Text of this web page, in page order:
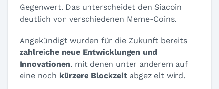
Gegenwert. Das unterscheidet den Siacoin
deutlich von verschiedenen Meme-Coins.
Angekündigt wurden für die Zukunft bereits
zahlreiche neue Entwicklungen und
Innovationen, mit denen unter anderem auf
eine noch kürzere Blockzeit abgezielt wird.